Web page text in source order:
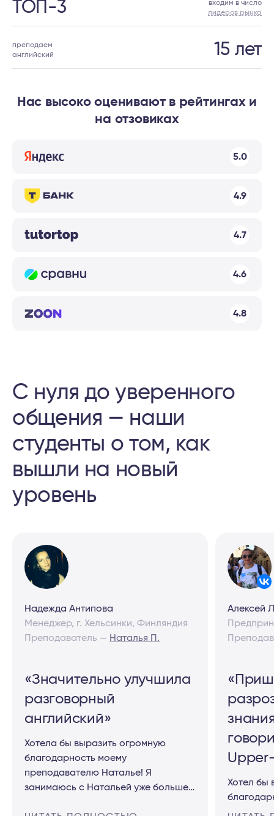
ТОП-3
входим в число
лидеров рынка
15 лет
преподаем
английский
Нас высоко оценивают в рейтингах и
на отзовиках
5.0
4.9
4.7
4.6
4.8
С нуля до уверенного
общения — наши
студенты о том, как
вышли на новый
уровень
Надежда Антипова
Менеджер, г. Хельсинки, Финляндия
Преподаватель — Наталья П.
«Значительно улучшила
разговорный
английский»
Хотела бы выразить огромную
благодарность моему
преподавателю Наталье! Я
занимаюсь с Натальей уже больше
Алексей
Хотел бы